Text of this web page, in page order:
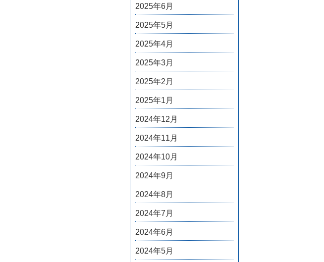
2025年6月
2025年5月
2025年4月
2025年3月
2025年2月
2025年1月
2024年12月
2024年11月
2024年10月
2024年9月
2024年8月
2024年7月
2024年6月
2024年5月